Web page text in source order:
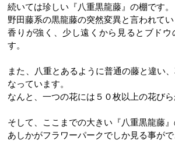
続いては珍しい『八重黒龍藤』の棚です。
野田藤系の黒龍藤の突然変異と言われてい
香りが強く、少し遠くから見るとブドウ
す。
また、八重とあるように普通の藤と違い
なっています。
なんと、一つの花には５０枚以上の花びら
そして、ここまでの大きい『八重黒龍藤
あしかがフラワーパークでしか見る事がで